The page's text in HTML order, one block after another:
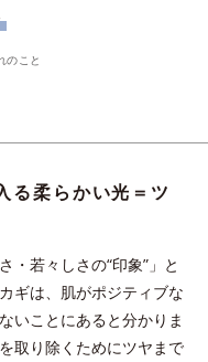
皮脂吸着微粒
滴下した際に吸油した量を
ラ化成研究所調べ＞
とり、顔全体にやさしく
のこと
る柔らかい光＝ツ
・若々しさの“印象”」と
ギは、肌がポジティブな
いことにあると分かりま
取り除くためにツヤまで